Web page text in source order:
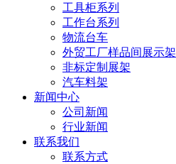
工具柜系列
工作台系列
物流台车
外贸工厂样品间展示架
非标定制展架
汽车料架
新闻中心
公司新闻
行业新闻
联系我们
联系方式